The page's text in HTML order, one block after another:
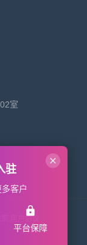
室
用户协议
驻
客户
平台保障